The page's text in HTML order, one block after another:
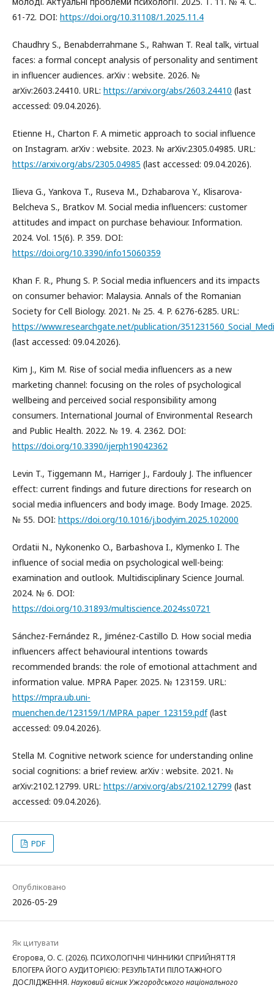
61-72. DOI: https://doi.org/10.31108/1.2025.11.4
Chaudhry S., Benabderrahmane S., Rahwan T. Real talk, virtual
faces: a formal concept analysis of personality and sentiment
in influencer audiences. arXiv : website. 2026. №
arXiv:2603.24410. URL: https://arxiv.org/abs/2603.24410 (last
accessed: 09.04.2026).
Etienne H., Charton F. A mimetic approach to social influence
on Instagram. arXiv : website. 2023. № arXiv:2305.04985. URL:
https://arxiv.org/abs/2305.04985 (last accessed: 09.04.2026).
Ilieva G., Yankova T., Ruseva M., Dzhabarova Y., Klisarova-
Belcheva S., Bratkov M. Social media influencers: customer
attitudes and impact on purchase behaviour. Information.
2024. Vol. 15(6). P. 359. DOI:
https://doi.org/10.3390/info15060359
Khan F. R., Phung S. P. Social media influencers and its impacts
on consumer behavior: Malaysia. Annals of the Romanian
Society for Cell Biology. 2021. № 25. 4. P. 6276-6285. URL:
https://www.researchgate.net/publication/
(last accessed: 09.04.2026).
Kim J., Kim M. Rise of social media influencers as a new
marketing channel: focusing on the roles of psychological
wellbeing and perceived social responsibility among
consumers. International Journal of Environmental Research
and Public Health. 2022. № 19. 4. 2362. DOI:
https://doi.org/10.3390/ijerph19042362
Levin T., Tiggemann M., Harriger J., Fardouly J. The influencer
effect: current findings and future directions for research on
social media influencers and body image. Body Image. 2025.
№ 55. DOI: https://doi.org/10.1016/j.bodyim.2025.102000
Ordatii N., Nykonenko O., Barbashova I., Klymenko I. The
influence of social media on psychological well-being:
examination and outlook. Multidisciplinary Science Journal.
2024. № 6. DOI:
https://doi.org/10.31893/multiscience.2024ss0721
Sánchez-Fernández R., Jiménez-Castillo D. How social media
influencers affect behavioural intentions towards
recommended brands: the role of emotional attachment and
information value. MPRA Paper. 2025. № 123159. URL:
https://mpra.ub.uni-
muenchen.de/123159/1/MPRA_paper_123159.pdf(last
accessed: 09.04.2026).
Stella M. Cognitive network science for understanding online
social cognitions: a brief review. arXiv : website. 2021. №
arXiv:2102.12799. URL: https://arxiv.org/abs/2102.12799 (last
accessed: 09.04.2026).
PDF
Опубліковано
2026-05-29
Як цитувати
Єгорова, О. С. (2026). ПСИХОЛОГІЧНІ ЧИННИКИ СПРИЙНЯТТЯ
БЛОГЕРА ЙОГО АУДИТОРІЄЮ: РЕЗУЛЬТАТИ ПІЛОТАЖНОГО
ДОСЛІДЖЕННЯ. Науковий вісник Ужгородського національного